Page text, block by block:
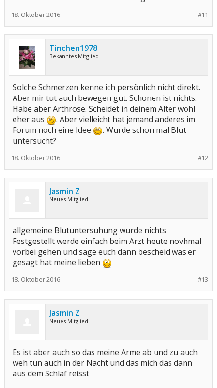
#11
18. Oktober 2016
Tinchen1978
Bekanntes Mitglied
Solche Schmerzen kenne ich persönlich nicht direkt.
Aber mir tut auch bewegen gut. Schonen ist nichts.
Habe aber Arthrose. Scheidet in deinem Alter wohl
eher aus
. Aber vielleicht hat jemand anderes im
Forum noch eine Idee
. Wurde schon mal Blut
untersucht?
#12
18. Oktober 2016
Jasmin Z
Neues Mitglied
allgemeine Blutuntersuhung wurde nichts
Festgestellt werde einfach beim Arzt heute novhmal
vorbei gehen und sage euch dann bescheid was er
gesagt hat meine lieben
#13
18. Oktober 2016
Jasmin Z
Neues Mitglied
Es ist aber auch so das meine Arme ab und zu auch
weh tun auch in der Nacht und das mich das dann
aus dem Schlaf reisst